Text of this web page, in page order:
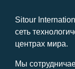
Sitour
сеть
центрах мира.
Мы